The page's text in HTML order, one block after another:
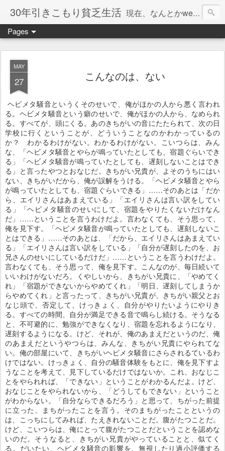
30年引きこもり貧乏生活 現在、なんとかweb系の仕事で食べています。このブログで扱う問題は「この世とはなにか」「人生とはなにか」「人間とはなにか」「強迫神経症の原因と解決法」「うつ病の原因と寄り添う方法」「家族の問題」などについてです。
Pages
MAY
27 こんなのは、ない
ヘビメタ騒音というくそのせいで、俺がほかの人から悪く言われ
る。ヘビメタ騒音という癖のせいで、俺がほかの人から、なめられ
る。すべてが、頭にくる。あのきちがいの音にたたられて、次の日
学校に行くということが、どういうことなのかわかっているの
か？ わかるわけがない。わかるわけがない。こいつらは、みん
な、「ヘビメタ騒音とやらが鳴っていたとしても、宿題ぐらいでき
る」「ヘビメタ騒音が鳴っていたとしても、遅刻しないことはでき
る」と言ったやつとおなじだ。きちがい兄貴が、よそのうちにはい
ない、きちがいだから、俺が誤解をうける。「ヘビメタ騒音とやら
が鳴っていたとしても、宿題ぐらいできる」……そのあとは「だか
ら、エイリさんはあまえている」「エイリさんは言い訳をしてい
る」「ヘビメタ騒音のせいにして、宿題をやりたくないだけなん
だ」……ということを言うわけだよ。言わなくても、そう思って、
俺を見下す。「ヘビメタ騒音が鳴っていたとしても、遅刻しないこ
とはできる」……そのあとは、「だから、エイリさんはあまえてい
る」「エイリさんは言い訳をしている」「自分が遅刻したのを、お
兄さんのせいにしているだけだ」……ということを言うわけだよ。
言わなくても、そう思って、俺を見下す。こんなのが、毎日続いて
いいわけがないだろ。くやしいから、きちがい兄貴に、「やめてく
れ」「宿題ができないからやめてくれ」「明日、遅刻してしまうか
らやめてくれ」と言ったって、きちがい兄貴が、きちがい親父とお
なじ頭で、否定して、けっきょく、自分がやりたいようにやりき
る。すべての時間、自分が満足できる音で鳴らし続ける。そうなる
と、不可避的に、勉強ができなくなり、宿題を忘れるようになり、
遅刻するようになる。けど、それが、俺のあまえだというのだ、俺
のあまえだというやつらは、みんな、きちがい兄貴にやられてな
い。俺の部屋にいて、きちがいヘビメタ騒音にさらされるているわ
けではない。けっきょく、自分の騒音体験をもとに、俺を見下すよ
うなことを考えて、見下しているだけではないか。これ、おなじこ
とをやられれば、「できない」ということがわかるんだよ。けど、
おなじことをやられないから、「どうしてもできない」ということ
がわからない。「自分ならできるだろう」と思って、ちがった前提
に立った、まちがったことを言う。そのまちがったことというの
は、こっちにしてみれば、たえきれないことだ。腹がたつことだ。
けど、こいつらは、俺にとって腹がたつことだということを認めな
いのだ。そうなると、きちがい兄貴がやっていることと、似てく
る。だいたい、ヘビメタ騒音の影響を、無視したり過小評価する